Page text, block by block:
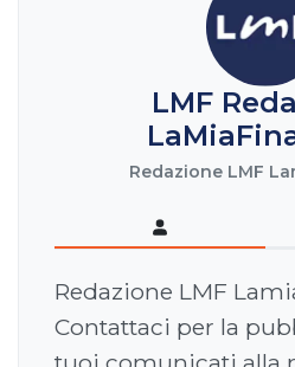
LMF
Redazione LMF
Redazione LMF
Contattaci per la